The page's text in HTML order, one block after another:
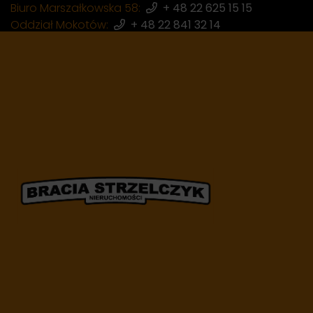
Biuro Marszałkowska 58:
+ 48 22 625 15 15
Oddział Mokotów:
+ 48 22 841 32 14
Liczba ofert:137